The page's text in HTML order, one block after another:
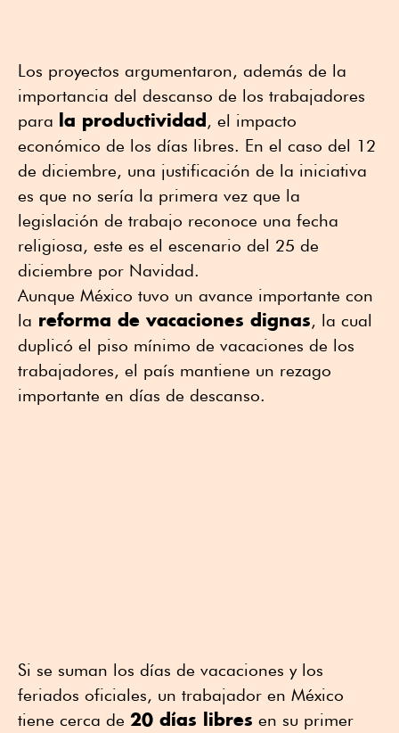
Los proyectos argumentaron, además de la
importancia del descanso de los trabajadores
para la productividad, el impacto
económico de los días libres. En el caso del 12
de diciembre, una justificación de la iniciativa
es que no sería la primera vez que la
legislación de trabajo reconoce una fecha
religiosa, este es el escenario del 25 de
diciembre por Navidad.
Aunque México tuvo un avance importante con
la reforma de vacaciones dignas, la cual
duplicó el piso mínimo de vacaciones de los
trabajadores, el país mantiene un rezago
importante en días de descanso.
Si se suman los días de vacaciones y los
feriados oficiales, un trabajador en México
tiene cerca de 20 días libres en su primer